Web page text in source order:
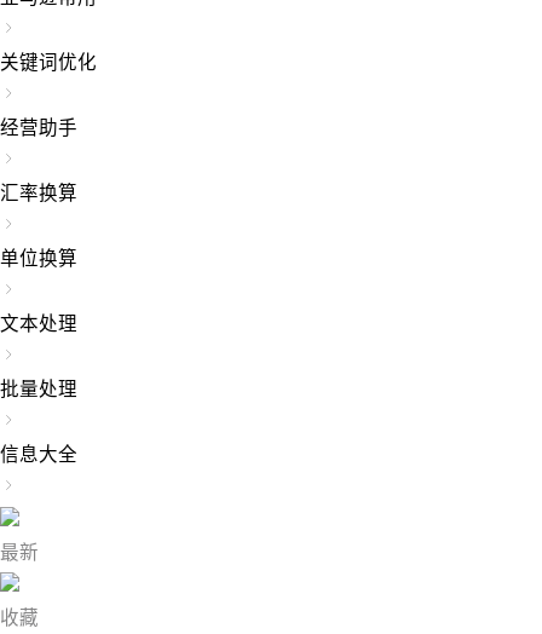
关键词优化
经营助手
汇率换算
单位换算
文本处理
批量处理
信息大全
最新
收藏